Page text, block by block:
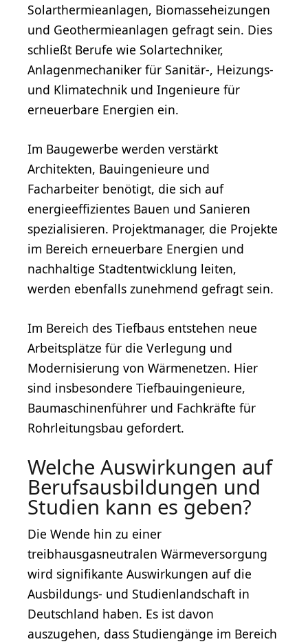
Solarthermieanlagen, Biomasseheizungen
und Geothermieanlagen gefragt sein. Dies
schließt Berufe wie Solartechniker,
Anlagenmechaniker für Sanitär-, Heizungs-
und Klimatechnik und Ingenieure für
erneuerbare Energien ein.
Im Baugewerbe werden verstärkt
Architekten, Bauingenieure und
Facharbeiter benötigt, die sich auf
energieeffizientes Bauen und Sanieren
spezialisieren. Projektmanager, die Projekte
im Bereich erneuerbare Energien und
nachhaltige Stadtentwicklung leiten,
werden ebenfalls zunehmend gefragt sein.
Im Bereich des Tiefbaus entstehen neue
Arbeitsplätze für die Verlegung und
Modernisierung von Wärmenetzen. Hier
sind insbesondere Tiefbauingenieure,
Baumaschinenführer und Fachkräfte für
Rohrleitungsbau gefordert.
Welche Auswirkungen auf
Berufsausbildungen und
Studien kann es geben?
Die Wende hin zu einer
treibhausgasneutralen Wärmeversorgung
wird signifikante Auswirkungen auf die
Ausbildungs- und Studienlandschaft in
Deutschland haben. Es ist davon
auszugehen, dass Studiengänge im Bereich